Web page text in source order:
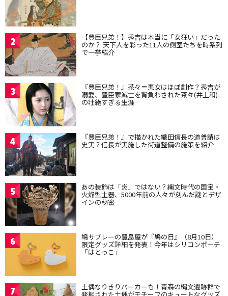
2 【豊臣兄弟！】秀吉は本当に「女狂い」だった
のか？ 天下人を彩った11人の側室たちを時系列
で一挙紹介
3 『豊臣兄弟！』茶々＝悪女はほぼ創作？秀吉が
溺愛、豊臣家滅亡を背負わされた茶々(井上和)
の壮絶すぎる生涯
4 『豊臣兄弟！』で描かれた織田信長の道普請は
史実？信長が実施した街道整備の施策を紹介
5 あの装飾は「炎」ではない？縄文時代の国宝・
火焔型土器、5000年前の人々が刻んだ謎とデザ
インの秘密
6 鳩サブレーの豊島屋が『鳩の日』（8月10日）
限定グッズ詳細を発表！今年はシリコンポーチ
「はとっこ」
7 土偶なりきりパーカーも！青森の縄文遺跡群で